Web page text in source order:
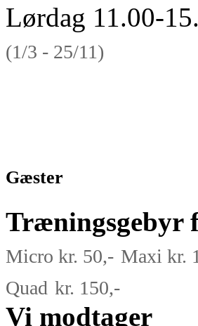
Lørdag 11.00-
(1/3 - 25/11)
Gæster
Træningsgebyr
Micro kr. 50,- Maxi kr.
Quad kr. 150,-
Vi modtager